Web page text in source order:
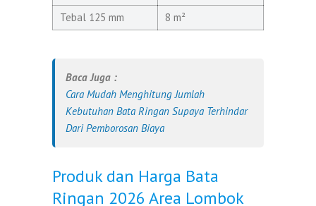
Tebal 125 mm
8 m²
Baca Juga :
Cara Mudah Menghitung Jumlah
Kebutuhan Bata Ringan Supaya Terhindar
Dari Pemborosan Biaya
Produk dan Harga Bata
Ringan 2026 Area Lombok